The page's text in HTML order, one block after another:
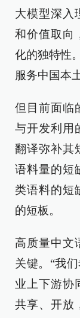
大模型深入
和价值取向
化的独特性
服务中国本
但目前面临
与开发利用
翻译弥补其
语料量的短
类语料的短
的短板。
高质量中文
关键。“我
业上下游协
共享、开放